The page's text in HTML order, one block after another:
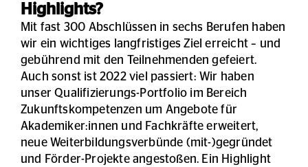
Highlights?
Mit fast 300 Abschlüssen in sechs Berufen haben
wir ein wichtiges langfristiges Ziel erreicht – und
gebührend mit den Teilnehmenden gefeiert.
Auch sonst ist 2022 viel passiert: Wir haben
unser Qualifizierungs-Portfolio im Bereich
Zukunftskompetenzen um Angebote für
Akademiker:innen und Fachkräfte erweitert,
neue Weiterbildungsverbünde (mit-)gegründet
und Förder-Projekte angestoßen. Ein Highlight